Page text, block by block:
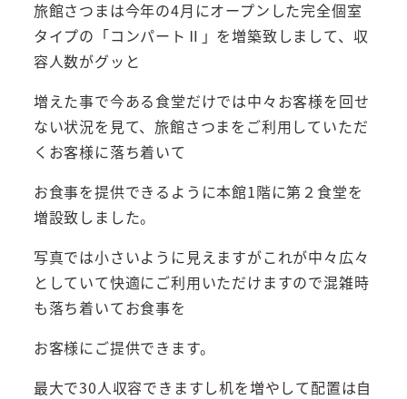
旅館さつまは今年の4月にオープンした完全個室
タイプの「コンパートⅡ」を増築致しまして、収
容人数がグッと
増えた事で今ある食堂だけでは中々お客様を回せ
ない状況を見て、旅館さつまをご利用していただ
くお客様に落ち着いて
お食事を提供できるように本館1階に第２食堂を
増設致しました。
写真では小さいように見えますがこれが中々広々
としていて快適にご利用いただけますので混雑時
も落ち着いてお食事を
お客様にご提供できます。
最大で30人収容できますし机を増やして配置は自